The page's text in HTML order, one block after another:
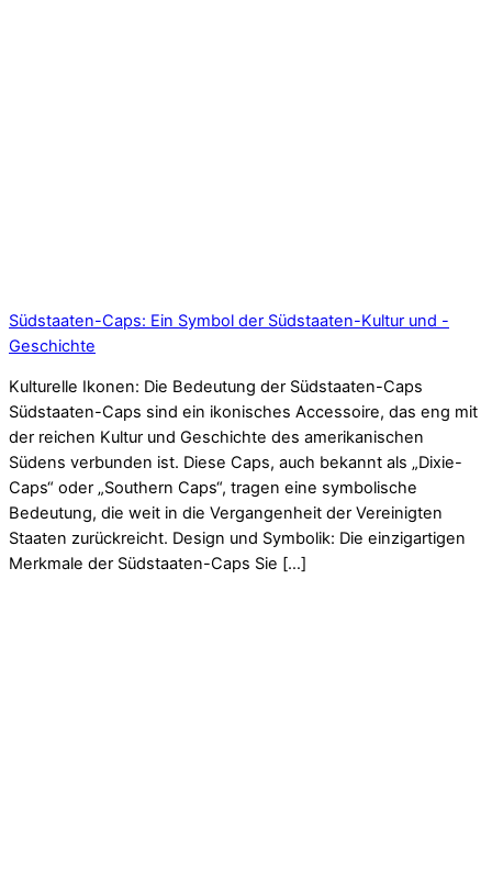
Südstaaten-Caps: Ein Symbol der Südstaaten-Kultur und -
Geschichte
Kulturelle Ikonen: Die Bedeutung der Südstaaten-Caps
Südstaaten-Caps sind ein ikonisches Accessoire, das eng mit
der reichen Kultur und Geschichte des amerikanischen
Südens verbunden ist. Diese Caps, auch bekannt als „Dixie-
Caps“ oder „Southern Caps“, tragen eine symbolische
Bedeutung, die weit in die Vergangenheit der Vereinigten
Staaten zurückreicht. Design und Symbolik: Die einzigartigen
Merkmale der Südstaaten-Caps Sie […]